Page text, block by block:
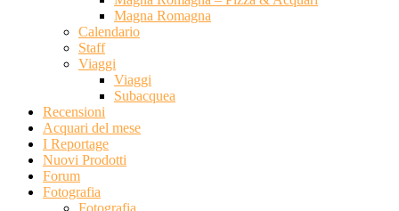
Magna Romagna
Calendario
Staff
Viaggi
Viaggi
Subacquea
Recensioni
Acquari del mese
I Reportage
Nuovi Prodotti
Forum
Fotografia
Fotografia